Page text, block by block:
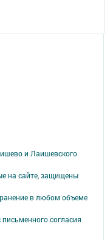
и Лаишевского
на сайте, защищены
в любом объеме
согласия